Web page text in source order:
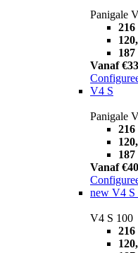
Panigale
Vanaf
V4 S
Panigale
Vanaf
new V4 S
V4 S 100